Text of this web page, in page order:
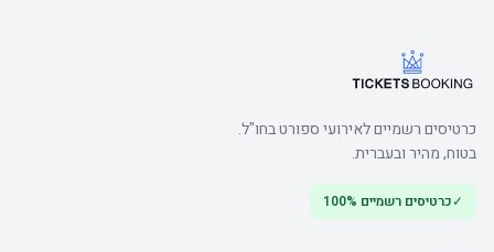
כרטיסים רשמיים לאירועי ספורט בחו"ל.
בטוח, מהיר ובעברית.
✓כרטיסים רשמיים 100%